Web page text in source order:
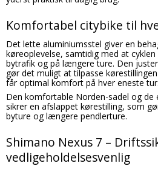
Komfortabel citybike til
Det lette aluminiumsstel giver en
køreoplevelse, samtidig med at
bytrafik og på længere ture. Den
gør det muligt at tilpasse
får optimal komfort på hver eneste tur.
Den komfortable Norden-sadel og de
sikrer en afslappet kørestilling, som
byture og længere pendlerture.
Shimano Nexus 7 –
vedligeholdelsesvenlig